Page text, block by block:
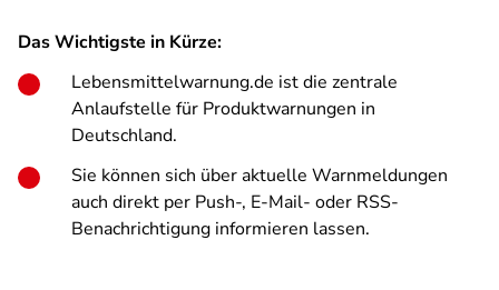
Das Wichtigste in Kürze:
Lebensmittelwarnung.de ist die zentrale
Anlaufstelle für Produktwarnungen in
Deutschland.
Sie können sich über aktuelle Warnmeldungen
auch direkt per Push-, E-Mail- oder RSS-
Benachrichtigung informieren lassen.